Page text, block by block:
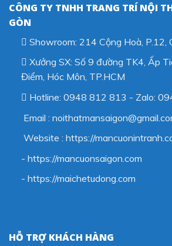
CÔNG TY TNHH TRANG TRÍ NỘI
GÒN
Showroom: 214 Cộng Hoà, P.12,
Xưởng SX: Số 9 đường TK4, Ấp
Điểm, Hóc Môn, TP.HCM
Hotline: 0948 812 813 - Zalo:
Email :
Website : https://
- https://mancuonsaigon.com
- https://maichetudong.com
HỖ TRỢ KHÁCH HÀNG